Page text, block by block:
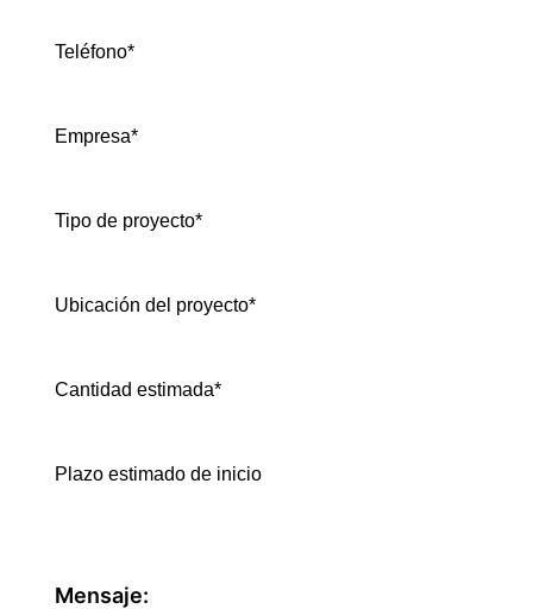
Teléfono*
Empresa*
Tipo de proyecto*
Ubicación del proyecto*
Cantidad estimada*
Plazo estimado de inicio
Mensaje: